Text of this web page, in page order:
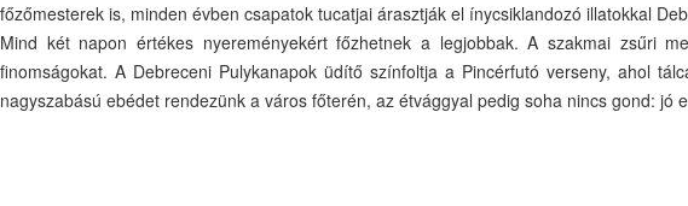
főzőmesterek is, minden évben csapatok tucatjai árasztják el ínycsiklandozó illatokkal
Mind két napon értékes nyereményekért főzhetnek a legjobbak. A szakmai zsűri
finomságokat. A Debreceni Pulykanapok üdítő színfoltja a Pincérfutó verseny, ahol
nagyszabású ebédet rendezünk a város főterén, az étvággyal pedig soha nincs gond: jó